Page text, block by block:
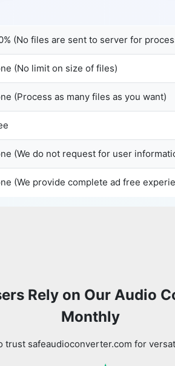
Copy
(No files are sent to server for
(No limit on size of files)
(Process as many files as you want)
(We do not request for user
(We provide complete ad free
Rely on Our Audio
Monthly
safeaudioconverter.com for